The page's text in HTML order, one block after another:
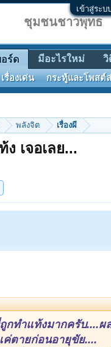
เข้าสู่ระ
พลังจิต เรื่องผี
เจอเลย...
กทำแท้งมากครับ....ผ
ค่ตายก่อนอายุขัย....
ชุมชนชาวพุทธ
อร์ด
เรื่องเด่น กระทู้และโพสต์
มีอะไรใหม่ วิ